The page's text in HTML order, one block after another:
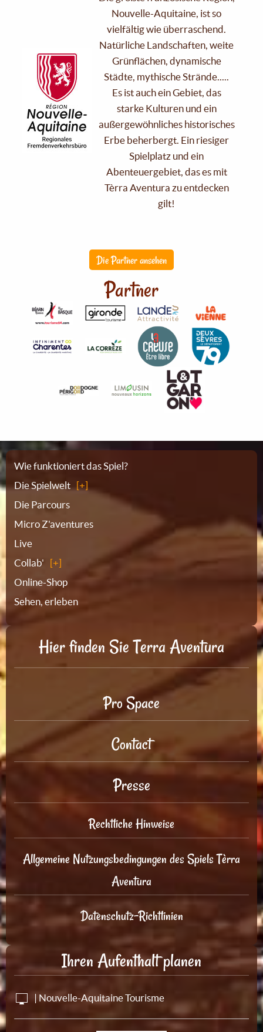
Nouvelle-Aquitaine, ist so
vielfältig wie überraschend.
Natürliche Landschaften, weite
Grünflächen, dynamische
Städte, mythische Strände.....
Es ist auch ein Gebiet, das
starke Kulturen und ein
außergewöhnliches historisches
Erbe beherbergt. Ein riesiger
Spielplatz und ein
Abenteuergebiet, das es mit
Tèrra Aventura zu entdecken
gilt!
Die Partner ansehen
Partner
Sitemap
Wie funktioniert das Spiel?
Die Spielwelt
Die Parcours
Micro Z'aventures
Live
Collab'
Online-Shop
Sehen, erleben
Hier finden Sie Terra Aventura
Pro Space
Contact
Presse
Rechtliche Hinweise
Allgemeine Nutzungsbedingungen des Spiels Tèrra
Aventura
Datenschutz-Richtlinien
Ihren Aufenthalt planen
| Nouvelle-Aquitaine Tourisme